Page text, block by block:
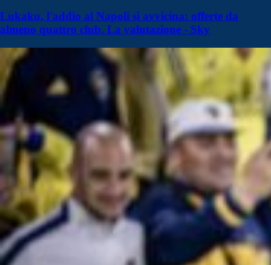
Lukaku, l'addio al Napoli si avvicina: offerte da
almeno quattro club. La valutazione - Sky